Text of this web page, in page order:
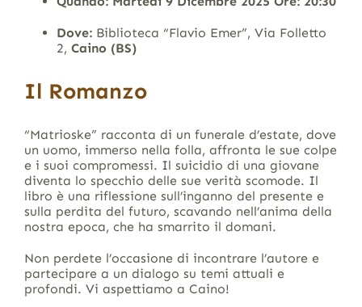
Dove:Biblioteca “Flavio Emer”, Via Folletto
2, Caino (BS)
Il Romanzo
“Matrioske” racconta di un funerale d’estate, dove
un uomo, immerso nella folla, affronta le sue colpe
e i suoi compromessi. Il suicidio di una giovane
diventa lo specchio delle sue verità scomode. Il
libro è una riflessione sull’inganno del presente e
sulla perdita del futuro, scavando nell’anima della
nostra epoca, che ha smarrito il domani.
Non perdete l’occasione di incontrare l’autore e
partecipare a un dialogo su temi attuali e
profondi. Vi aspettiamo a Caino!